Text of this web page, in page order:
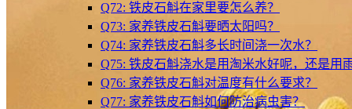
Q72: 铁皮石斛在家里要怎么养？
Q73: 家养铁皮石斛要晒太阳吗？
Q74: 家养铁皮石斛多长时间浇一次水？
Q75: 铁皮石斛浇水是用淘米水好呢，还是用
Q76: 家养铁皮石斛对温度有什么要求？
Q77: 家养铁皮石斛如何防治病虫害？